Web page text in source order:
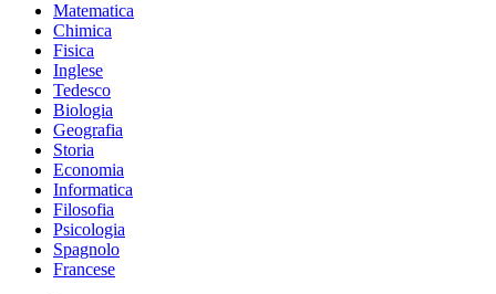
Matematica
Chimica
Fisica
Inglese
Tedesco
Biologia
Geografia
Storia
Economia
Informatica
Filosofia
Psicologia
Spagnolo
Francese